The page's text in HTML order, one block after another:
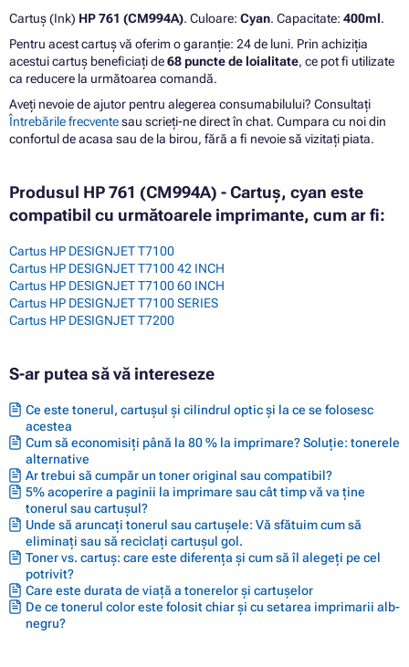
Cartuș (Ink) HP 761 (CM994A). Culoare: Cyan. Capacitate: 400ml.
Pentru acest cartuș vă oferim o garanție: 24 de luni. Prin achiziția
acestui cartuș beneficiați de68 puncte de loialitate, ce pot fi utilizate
ca reducere la următoarea comandă.
Aveți nevoie de ajutor pentru alegerea consumabilului? Consultați
Întrebările frecventesau scrieți-ne direct în chat. Cumpara cu noi din
confortul de acasa sau de la birou, fără a fi nevoie să vizitați piata.
Produsul HP 761 (CM994A) - Cartuș, cyan este
compatibil cu următoarele imprimante, cum ar fi:
Cartus HP DESIGNJET T7100
Cartus HP DESIGNJET T7100 42 INCH
Cartus HP DESIGNJET T7100 60 INCH
Cartus HP DESIGNJET T7100 SERIES
Cartus HP DESIGNJET T7200
S-ar putea să vă intereseze
Ce este tonerul, cartușul și cilindrul optic și la ce se folosesc
acestea
Cum să economisiți până la 80 % la imprimare? Soluție: tonerele
alternative
Ar trebui să cumpăr un toner original sau compatibil?
5% acoperire a paginii la imprimare sau cât timp vă va ține
tonerul sau cartușul?
Unde să aruncați tonerul sau cartușele: Vă sfătuim cum să
eliminați sau să reciclați cartușul gol.
Toner vs. cartuș: care este diferența și cum să îl alegeți pe cel
potrivit?
Care este durata de viață a tonerelor și cartușelor
De ce tonerul color este folosit chiar și cu setarea imprimarii alb-
negru?